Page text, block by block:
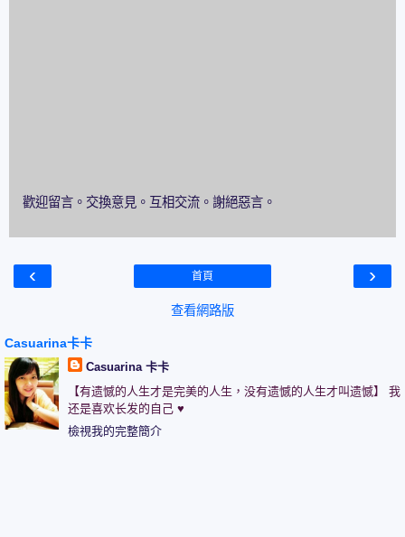
歡迎留言。交換意見。互相交流。謝絕惡言。
‹ ›
首頁
查看網路版
Casuarina卡卡
Casuarina 卡卡
【有遗憾的人生才是完美的人生，没有遗憾的人生才叫遗憾】 我
还是喜欢长发的自己 ♥
檢視我的完整簡介